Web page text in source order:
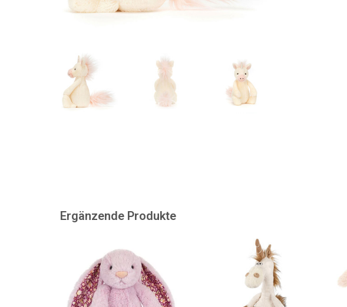
Ergänzende Produkte
ZUM WARENKORB HINZUFÜGEN
Uni Que ist ein Einhorn aus
Beasts Town!!
ZUM WARENKORB HINZUFÜGEN